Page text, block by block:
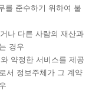
를 준수하기 위하여 불
나 다른 사람의 재산과
경우
약정한 서비스를 제공
서 정보주체가 그 계약